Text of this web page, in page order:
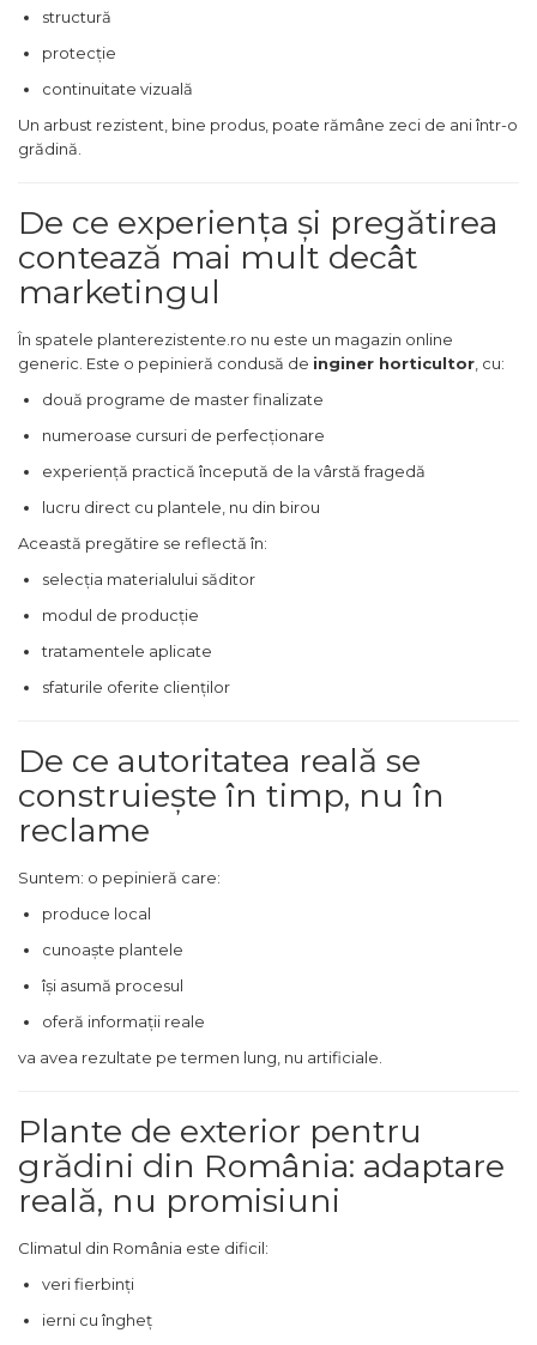
structură
protecție
continuitate vizuală
Un arbust rezistent, bine produs, poate rămâne zeci de ani într-o
grădină.
De ce experiența și pregătirea
contează mai mult decât
marketingul
În spatele planterezistente.ro nu este un magazin online
generic. Este o pepinieră condusă de inginer horticultor , cu:
două programe de master finalizate
numeroase cursuri de perfecționare
experiență practică începută de la vârstă fragedă
lucru direct cu plantele, nu din birou
Această pregătire se reflectă în:
selecția materialului săditor
modul de producție
tratamentele aplicate
sfaturile oferite clienților
De ce autoritatea reală se
construiește în timp, nu în
reclame
Suntem: o pepinieră care:
produce local
cunoaște plantele
își asumă procesul
oferă informații reale
va avea rezultate pe termen lung, nu artificiale.
Plante de exterior pentru
grădini din România: adaptare
reală, nu promisiuni
Climatul din România este dificil:
veri fierbinți
ierni cu îngheț